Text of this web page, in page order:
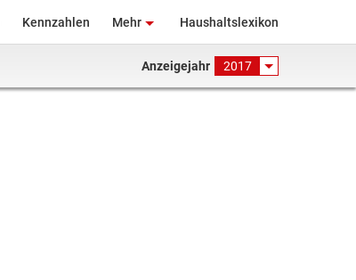
Kennzahlen Mehr Haushaltslexikon
Anzeigejahr 2017